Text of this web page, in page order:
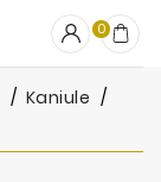
0
Kaniule